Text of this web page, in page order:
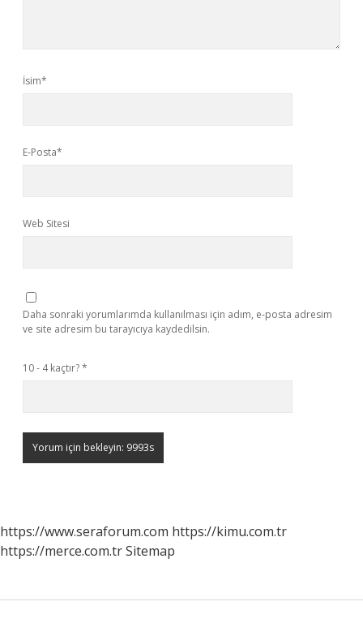
İsim*
E-Posta*
Web Sitesi
Daha sonraki yorumlarımda kullanılması için adım, e-posta adresim
ve site adresim bu tarayıcıya kaydedilsin.
10 - 4 kaçtır?*
https://www.seraforum.com https://kimu.com.tr
https://merce.com.trSitemap